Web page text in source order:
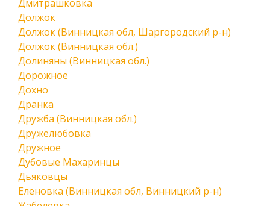
Дмитрашковка
Должок
Должок (Винницкая обл, Шаргородский р-н)
Должок (Винницкая обл.)
Долиняны (Винницкая обл.)
Дорожное
Дохно
Дранка
Дружба (Винницкая обл.)
Дружелюбовка
Дружное
Дубовые Махаринцы
Дьяковцы
Еленовка (Винницкая обл, Винницкий р-н)